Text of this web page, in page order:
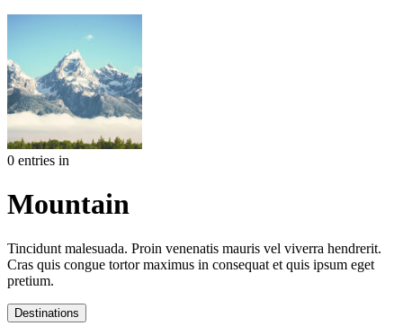
0 entries in
Mountain
Tincidunt malesuada. Proin venenatis mauris vel viverra hendrerit.
Cras quis congue tortor maximus in consequat et quis ipsum eget
pretium.
Destinations